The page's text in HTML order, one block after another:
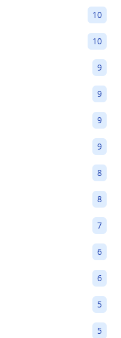
10
10
9
9
9
9
8
8
7
6
6
5
5